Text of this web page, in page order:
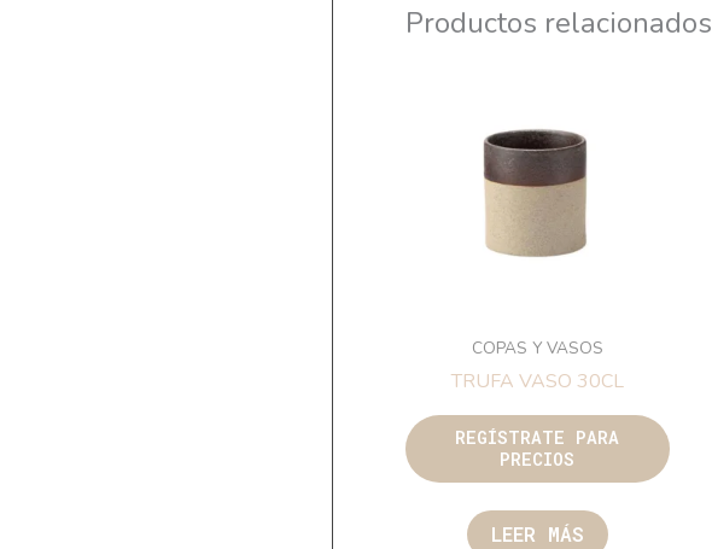
Productos relacionados
COPAS Y VASOS
TRUFA VASO 30CL
REGÍSTRATE PARA
PRECIOS
LEER MÁS